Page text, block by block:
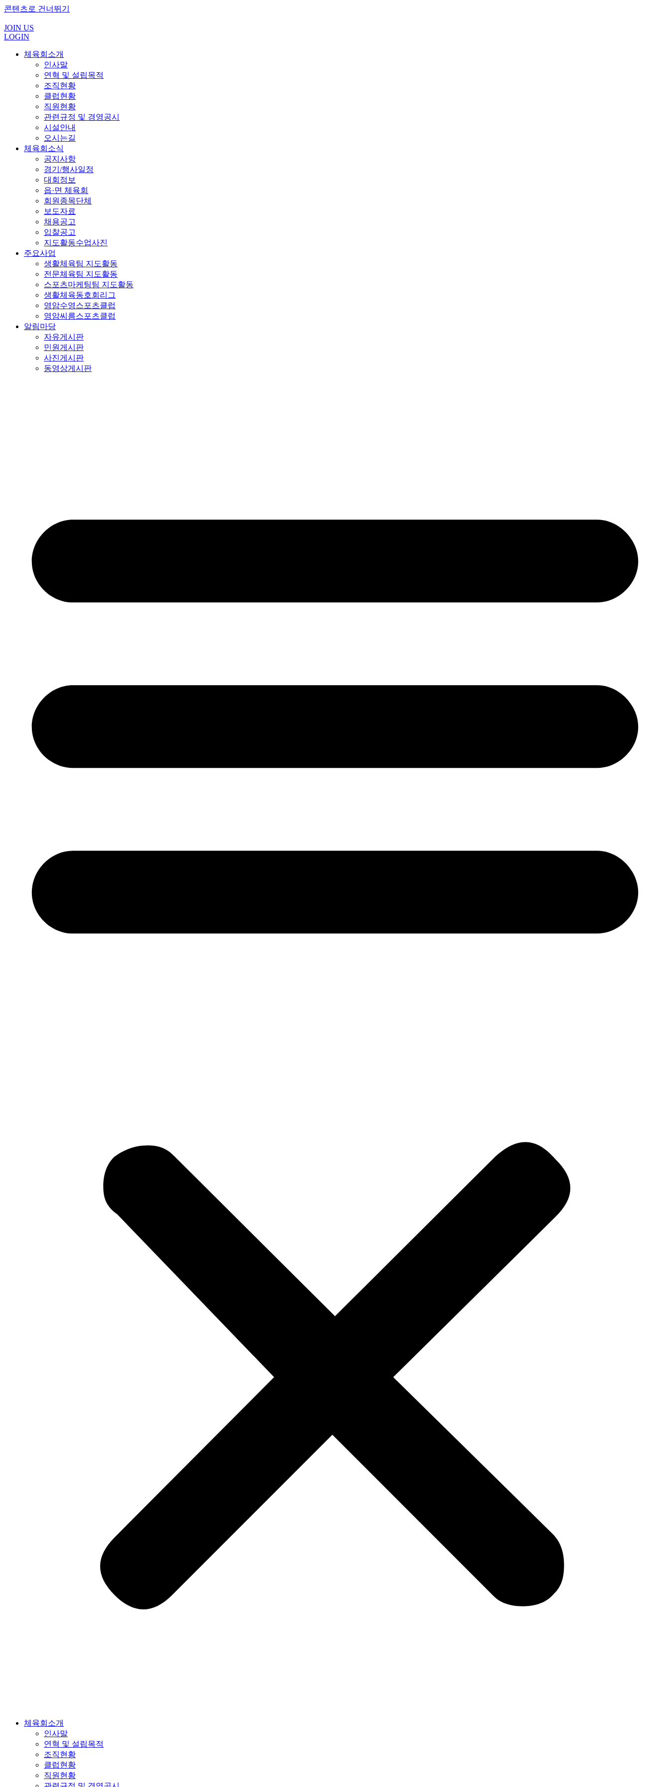
콘텐츠로 건너뛰기
JOIN US
LOGIN
체육회소개
인사말
연혁 및 설립목적
조직현황
클럽현황
직원현황
관련규정 및 경영공시
시설안내
오시는길
체육회소식
공지사항
경기/행사일정
대회정보
읍·면 체육회
회원종목단체
보도자료
채용공고
입찰공고
지도활동수업사진
주요사업
생활체육팀 지도활동
전문체육팀 지도활동
스포츠마케팅팀 지도활동
생활체육동호회리그
영암수영스포츠클럽
영암씨름스포츠클럽
알림마당
자유게시판
민원게시판
사진게시판
동영상게시판
체육회소개
인사말
연혁 및 설립목적
조직현황
클럽현황
직원현황